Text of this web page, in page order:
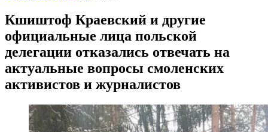
Кшиштоф Краевский и другие
официальные лица польской
делегации отказались отвечать на
актуальные вопросы смоленских
активистов и журналистов